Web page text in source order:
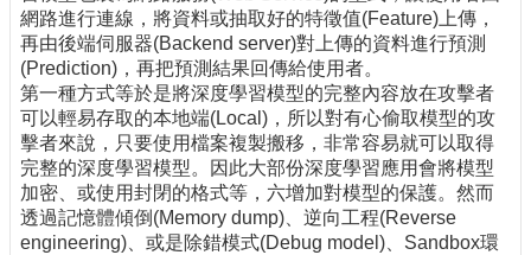
欄
網路進行連線，將資料或抽取好的特徵值(Feature)上傳，
再由後端伺服器(Backend server)對上傳的資料進行預測
(Prediction)，再把預測結果回傳給使用者。
第一種方式等於是將深度學習模型的完整內容放在攻擊者
可以輕易存取的本地端(Local)，所以對有心偷取模型的攻
擊者來說，只要使用檔案複製搬移，非常容易就可以取得
完整的深度學習模型。因此大部份深度學習應用會將模型
加密、或使用封閉的格式等，六增加對模型的保護。然而
透過記憶體傾倒(Memory dump)、逆向工程(Reverse
engineering)、或是除錯模式(Debug model)、Sandbox環